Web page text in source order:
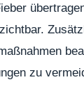
zu